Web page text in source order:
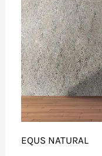
EQUS NATURAL